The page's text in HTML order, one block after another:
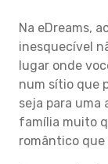
Na eDreams,
inesquecível
lugar onde
num sítio que
seja para uma
família muito
romântico que